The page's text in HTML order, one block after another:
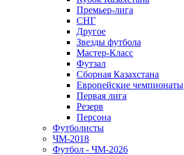
Премьер-лига
СНГ
Другое
Звезды футбола
Мастер-Класс
Футзал
Сборная Казахстана
Европейские чемпионаты
Первая лига
Резерв
Персона
Футболисты
ЧМ-2018
Футбол - ЧМ-2026